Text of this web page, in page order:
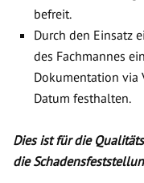
befreit.
Durch den Einsatz
des Fachmannes
Dokumentation via
Datum festhalten.
Dies ist für die
die